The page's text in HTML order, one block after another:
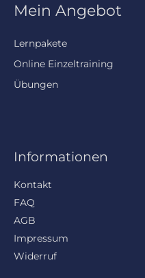
Mein Angebot
Lernpakete
Online Einzeltraining
Übungen
Informationen
Kontakt
FAQ
AGB
Impressum
Widerruf